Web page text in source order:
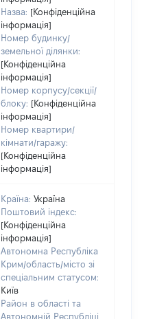
Назва: [Конфіденційна
інформація]
Номер будинку/
земельної ділянки:
[Конфіденційна
інформація]
Номер корпусу/секції/
блоку: [Конфіденційна
інформація]
Номер квартири/
кімнати/гаражу:
[Конфіденційна
інформація]
Країна: Україна
Поштовий індекс:
[Конфіденційна
інформація]
Автономна Республіка
Крим/область/місто зі
спеціальним статусом:
Київ
Район в області та
Автономній Республіці